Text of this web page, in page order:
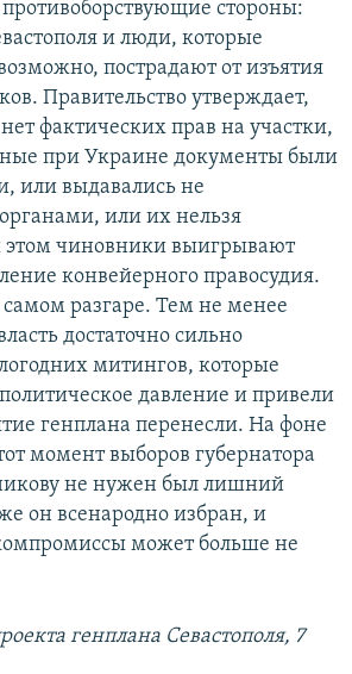
противоборствующие стороны:
и люди, которые
пострадают от изъятия
Правительство утверждает,
фактических прав на участки,
при Украине документы были
или выдавались не
или их нельзя
чиновники выигрывают
конвейерного правосудия.
самом разгаре. Тем не менее
достаточно сильно
митингов, которые
давление и привели
генплана перенесли. На фоне
момент выборов губернатора
не нужен был лишний
он всенародно избран, и
может больше не
генплана Севастополя, 7